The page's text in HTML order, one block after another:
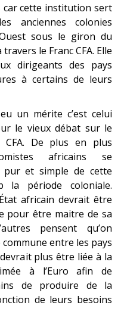
car cette institution sert
anciennes colonies
sous le giron du
le Franc CFA. Elle
dirigeants des pays
à certains de leurs
un mérite c’est celui
le vieux débat sur le
De plus en plus
africains se
pur et simple de cette
la période coloniale.
africain devrait être
pour être maitre de sa
pensent qu’on
entre les pays
plus être liée à la
à l’Euro afin de
de produire de la
de leurs besoins